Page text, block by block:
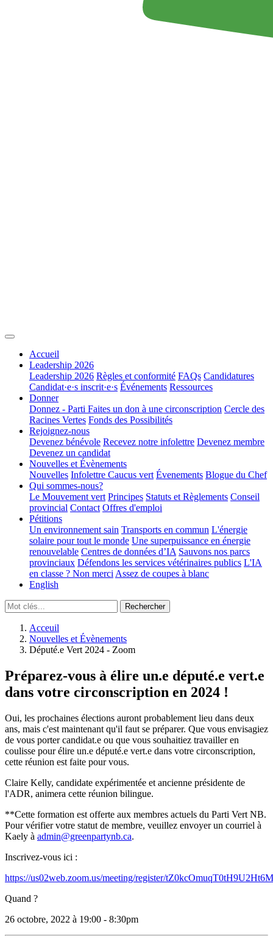
Accueil
Leadership 2026
Leadership 2026 Règles et conformité FAQs Candidatures
Candidat·e·s inscrit·e·s Événements Ressources
Donner
Donnez - Parti Faites un don à une circonscription Cercle des
Racines Vertes Fonds des Possibilités
Rejoignez-nous
Devenez bénévole Recevez notre infolettre Devenez membre
Devenez un candidat
Nouvelles et Évènements
Nouvelles Infolettre Caucus vert Évenements Blogue du Chef
Qui sommes-nous?
Le Mouvement vert Principes Statuts et Règlements Conseil
provincial Contact Offres d'emploi
Pétitions
Un environnement sain Transports en commun L'énergie
solaire pour tout le monde Une superpuissance en énergie
renouvelable Centres de données d’IA Sauvons nos parcs
provinciaux Défendons les services vétérinaires publics L'IA
en classe ? Non merci Assez de coupes à blanc
English
Acceuil
Nouvelles et Évènements
Député.e Vert 2024 - Zoom
Préparez-vous à élire un.e député.e vert.e
dans votre circonscription en 2024 !
Oui, les prochaines élections auront probablement lieu dans deux
ans, mais c'est maintenant qu'il faut se préparer. Que vous envisagiez
de vous porter candidat.e ou que vous souhaitiez travailler en
coulisse pour élire un.e député.e vert.e dans votre circonscription,
cette réunion est faite pour vous.
Claire Kelly, candidate expérimentée et ancienne présidente de
l'ADR, animera cette réunion bilingue.
**Cette formation est offerte aux membres actuels du Parti Vert NB.
Pour vérifier votre statut de membre, veuillez envoyer un courriel à
Kaely à admin@greenpartynb.ca.
Inscrivez-vous ici :
https://us02web.zoom.us/meeting/register/
Quand ?
26 octobre, 2022 à 19:00 - 8:30pm